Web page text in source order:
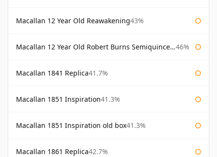
Macallan 12 Year Old Reawakening43%
Macallan 12 Year Old Robert Burns Semiquincentenary 46%
Macallan 1841 Replica41.7%
Macallan 1851 Inspiration41.3%
Macallan 1851 Inspiration old box41.3%
Macallan 1861 Replica42.7%